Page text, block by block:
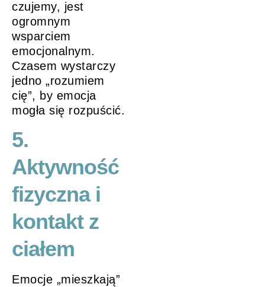
czujemy, jest
ogromnym
wsparciem
emocjonalnym.
Czasem wystarczy
jedno „rozumiem
cię”, by emocja
mogła się rozpuścić.
5.
Aktywność
fizyczna i
kontakt z
ciałem
Emocje „mieszkają”